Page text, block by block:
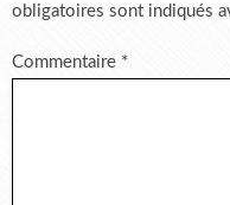
obligatoires sont indiqués
Commentaire *